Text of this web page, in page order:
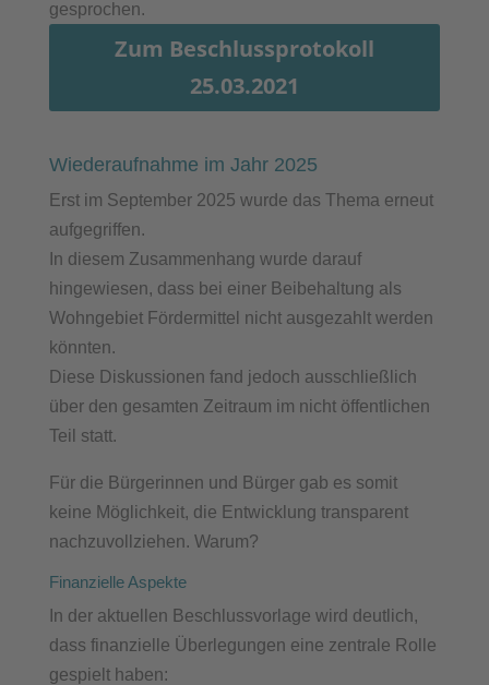
gesprochen.
Zum Beschlussprotokoll
25.03.2021
Wiederaufnahme im Jahr 2025
Erst im September 2025 wurde das Thema erneut
aufgegriffen.
In diesem Zusammenhang wurde darauf
hingewiesen, dass bei einer Beibehaltung als
Wohngebiet Fördermittel nicht ausgezahlt werden
könnten.
Diese Diskussionen fand jedoch ausschließlich
über den gesamten Zeitraum im nicht öffentlichen
Teil statt.
Für die Bürgerinnen und Bürger gab es somit
keine Möglichkeit, die Entwicklung transparent
nachzuvollziehen. Warum?
Finanzielle Aspekte
In der aktuellen Beschlussvorlage wird deutlich,
dass finanzielle Überlegungen eine zentrale Rolle
gespielt haben: